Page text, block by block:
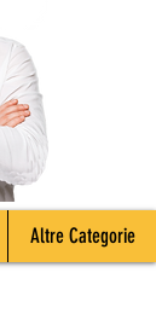
Spurghisti -
Altre Categorie